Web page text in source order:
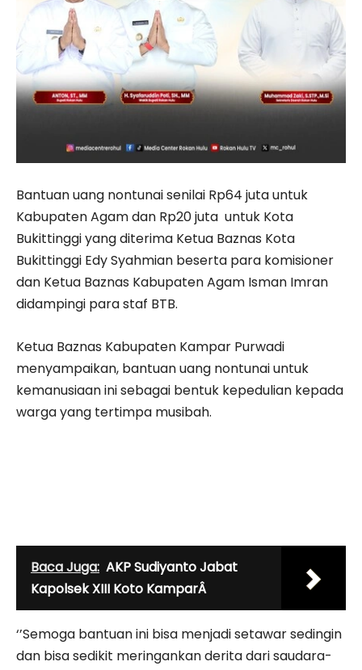
Bantuan uang nontunai senilai Rp64 juta untuk
Kabupaten Agam dan Rp20 juta untuk Kota
Bukittinggi yang diterima Ketua Baznas Kota
Bukittinggi Edy Syahmian beserta para komisioner
dan Ketua Baznas Kabupaten Agam Isman Imran
didampingi para staf BTB.
Ketua Baznas Kabupaten Kampar Purwadi
menyampaikan, bantuan uang nontunai untuk
kemanusiaan ini sebagai bentuk kepedulian kepada
warga yang tertimpa musibah.
Baca Juga: AKP Sudiyanto Jabat
Kapolsek XIII Koto KamparÂ
‘’Semoga bantuan ini bisa menjadi setawar sedingin
dan bisa sedikit meringankan derita dari saudara-